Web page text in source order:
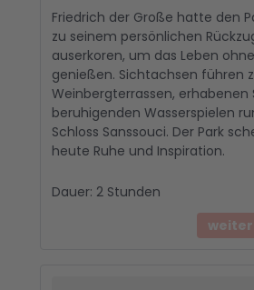
Friedrich der Große hatte den
zu seinem persönlichen
auserkoren, um das Leben
genießen. Sichtachsen führen
Weinbergterrassen, erhabenen
beruhigenden Wasserspielen
Schloss Sanssouci. Der Park
heute Ruhe und Inspiration.
Dauer: 2 Stunden